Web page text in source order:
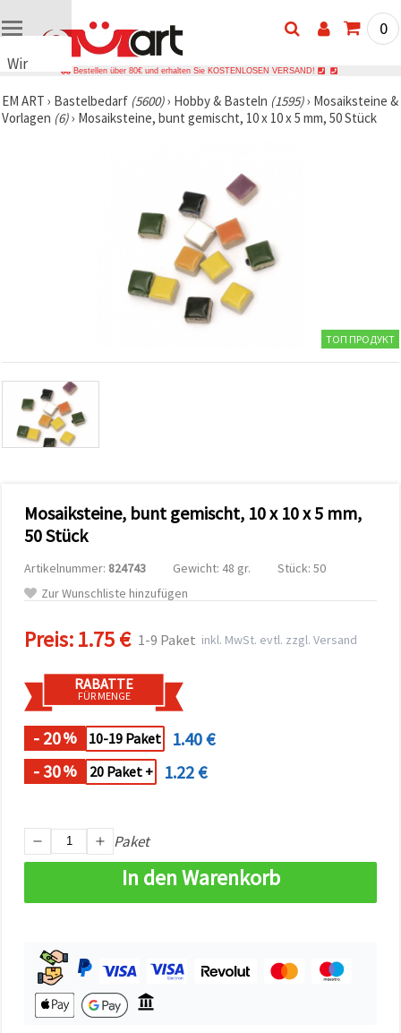
Wir
Cookies
🍪 Wir
den
Datenverkehr
analysieren
sowie
auch mit
Unterstützung
unserer
Analyse
und
Marketing.
Cookies
ablehnen
oder Ihre
Auswahl in
Einstellungen
individuell
festlegen.
oder
widerrufen.
Alle
akzeptieren
0
Bestellen über 80€ und erhalten Sie KOSTENLOSEN VERSAND!
EM ART › Bastelbedarf (5600)› Hobby & Basteln (1595)› Mosaiksteine &
Vorlagen (6)› Mosaiksteine, bunt gemischt, 10 x 10 x 5 mm, 50 Stück
ТОП ПРОДУКТ
Mosaiksteine, bunt gemischt, 10 x 10 x 5 mm,
50 Stück
Artikelnummer: 824743 Gewicht: 48 gr.
Stück: 50
Zur Wunschliste hinzufügen
Preis:1.75 € 1-9 Paket inkl. MwSt. evtl. zzgl. Versand
RABATTE
FÜR MENGE
- 20% 10-19 Paket
1.40 €
- 30% 20 Paket + 1.22 €
Paket
In den Warenkorb